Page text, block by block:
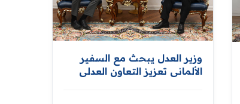
وزير العدل يبحث مع السفير
الألماني تعزيز التعاون العدلي